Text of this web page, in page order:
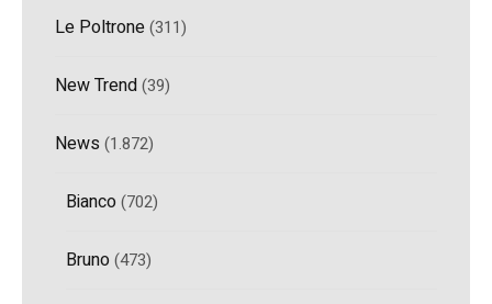
Le Poltrone(311)
New Trend(39)
News (1.872)
Bianco(702)
Bruno(473)